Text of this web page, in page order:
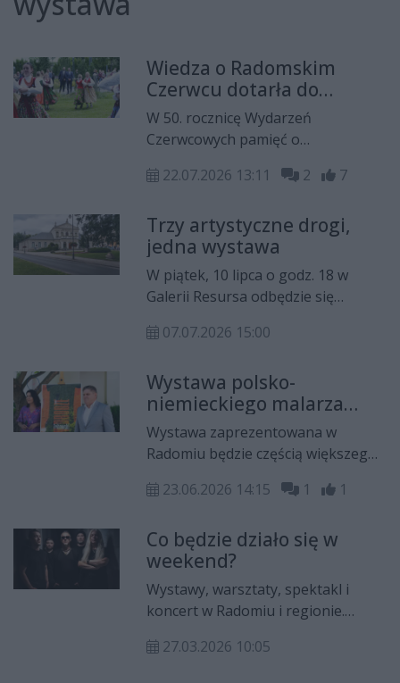
Wiedza o Radomskim
Czerwcu dotarła do
Zakopanego. Otworzono
tam specjalną wystawę
W 50. rocznicę Wydarzeń
Czerwcowych pamięć o
roku trafiła do... Zakopanego. W
Józefa Piłsudskiego oficjalnie
otwarto ekspozycję pt. "Krok ku
wolności. Protesty robotnicze w
Czerwcu 1976 r.".
22.07.2026 13:11 2 7
Trzy artystyczne drogi,
jedna wystawa
W piątek, 10 lipca o godz. 18 w
Galerii Resursa odbędzie się
Perspektywy”, prezentującej dzieła
Wykroty. Na ekspozycji będzie
można zobaczyć prace z zakresu
malarstwa, rysunku oraz ceramiki
artystycznej.
07.07.2026 15:00
Wystawa polsko-
niemieckiego malarza
zostanie zaprezentowana
w Muzeum Jacka
Malczewskiego w Radomiu
Wystawa zaprezentowana w
Radomiu będzie częścią większego
Georga Johanna Tribowskiego w
koncert Jolanty Majchrzak-
Woźniak.
23.06.2026 14:15 1 1
Co będzie działo się w
weekend?
Wystawy, warsztaty, spektakl i
koncert w Radomiu i regionie.
Sprawdźcie!
27.03.2026 10:05